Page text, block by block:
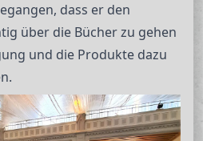
dass er den
über die Bücher zu gehen
und die Produkte dazu